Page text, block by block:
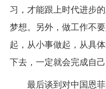
习，才能跟上时代进步
梦想。另外，做工作不
起，从小事做起，从具
下去，一定就会完成自
最后谈到对中国恩